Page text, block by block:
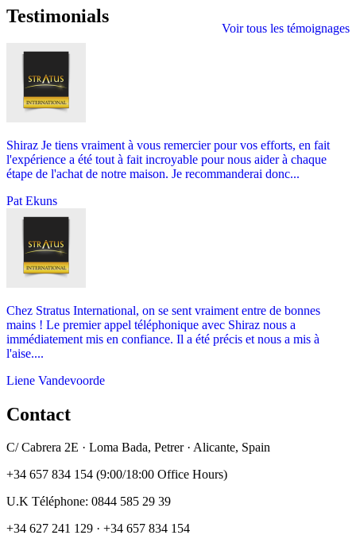
Voir tous les témoignages
Testimonials
Shiraz Je tiens vraiment à vous remercier pour vos efforts, en fait
l'expérience a été tout à fait incroyable pour nous aider à chaque
étape de l'achat de notre maison. Je recommanderai donc...
Pat Ekuns
Chez Stratus International, on se sent vraiment entre de bonnes
mains ! Le premier appel téléphonique avec Shiraz nous a
immédiatement mis en confiance. Il a été précis et nous a mis à
l'aise....
Liene Vandevoorde
Contact
C/ Cabrera 2E · Loma Bada, Petrer · Alicante, Spain
+34 657 834 154 (9:00/18:00 Office Hours)
U.K Téléphone: 0844 585 29 39
+34 627 241 129 · +34 657 834 154